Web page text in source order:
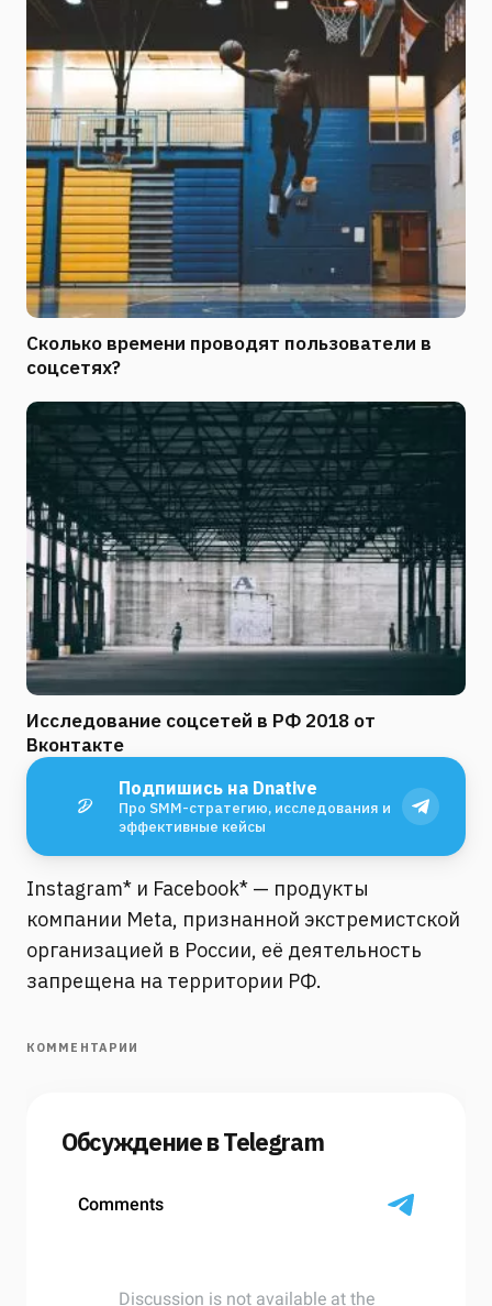
Сколько времени проводят пользователи в
соцсетях?
Исследование соцсетей в РФ 2018 от
Вконтакте
Подпишись на Dnative
Про SMM-стратегию, исследования и
эффективные кейсы
Instagram* и Facebook* — продукты
компании Meta, признанной экстремистской
организацией в России, её деятельность
запрещена на территории РФ.
КОММЕНТАРИИ
Обсуждение в Telegram